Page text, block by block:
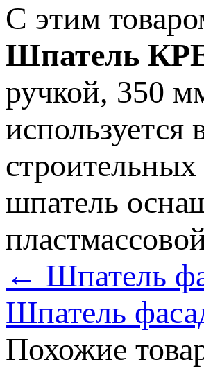
C этим
Шпатель
ручкой, 350
шпатель
← Шпатель
Шпатель
Похожие